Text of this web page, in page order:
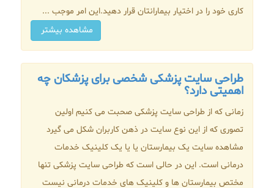
کاری خود را در اختیار بیمارانتان قرار دهید.این امر موجب ...
مشاهده بیشتر
طراحی سایت پزشکی شخصی برای پزشکان چه
اهمیتی دارد؟
زمانی که از طراحی سایت پزشکی صحبت می کنیم اولین
تصوری که از این نوع سایت در ذهن کاربران شکل می گیرد
مشاهده سایت یک بیمارستان یا یا یک کلینیک خدمات
درمانی است. این در حالی است که طراحی سایت پزشکی تنها
مختص بیمارستان ها و کلینیک های خدمات درمانی نیست